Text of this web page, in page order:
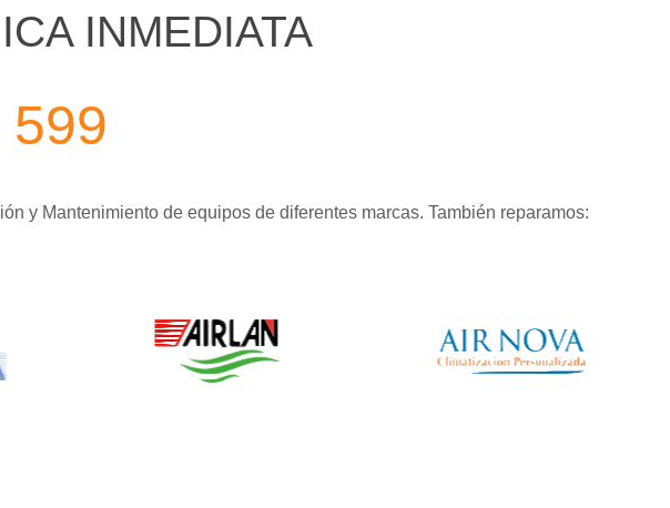
INMEDIATA
y Mantenimiento de equipos de diferentes marcas. También reparamos: